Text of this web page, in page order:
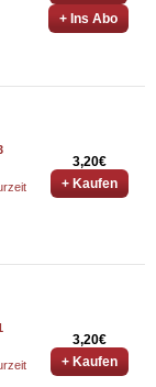
+ Ins Abo
3,20€
+ Kaufen
3,20€
+ Kaufen